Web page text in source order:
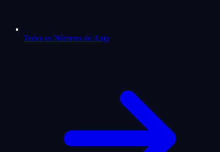
Todos os Números do Anjo